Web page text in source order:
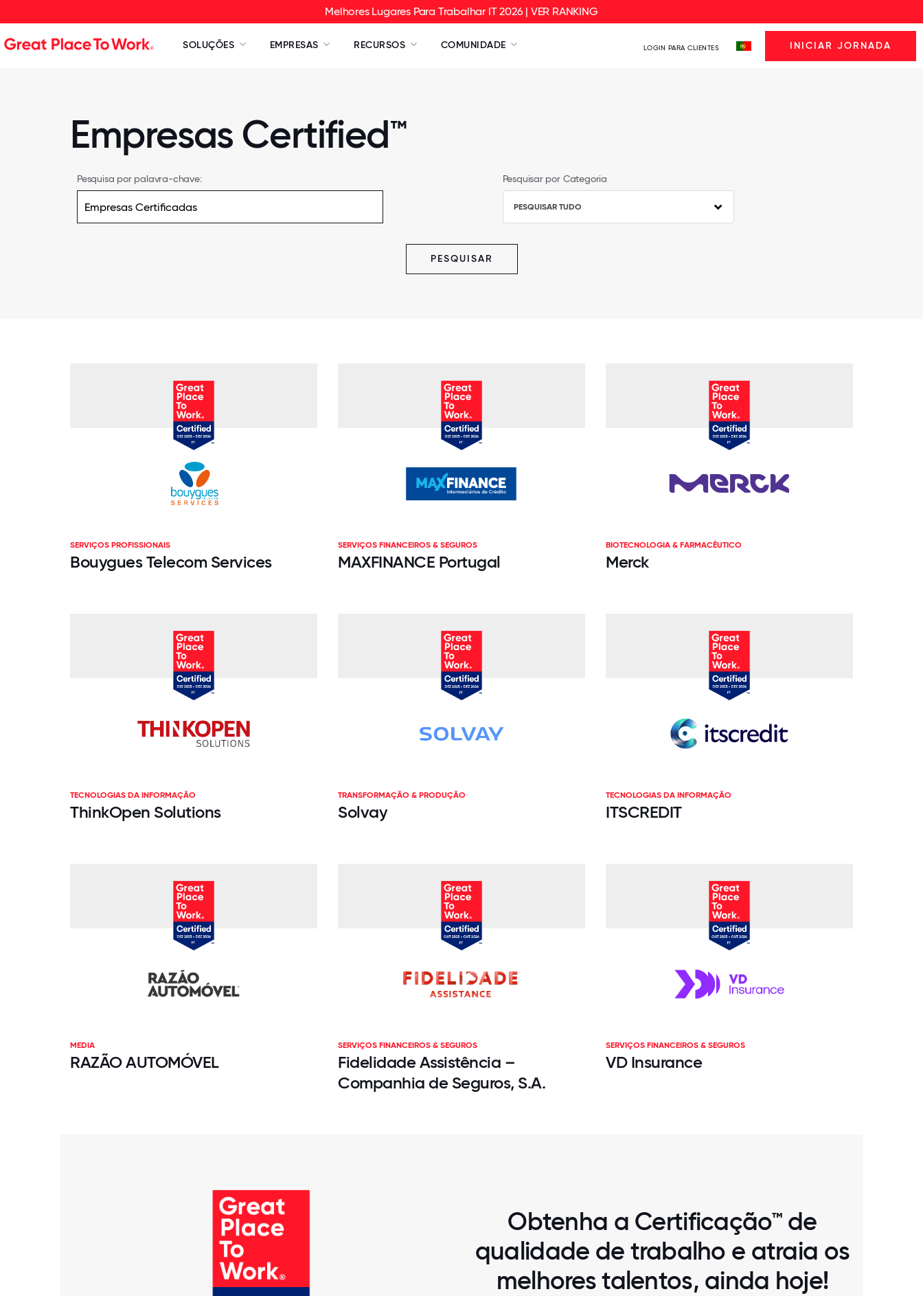
Melhores Lugares Para Trabalhar IT 2026 | VER RANKING
SOLUÇÕES EMPRESAS RECURSOS COMUNIDADE LOGIN PARA CLIENTES INICIAR JORNADA
Empresas Certified™
Pesquisa por palavra-chave: Pesquisar por Categoria
PESQUISAR TUDO
PESQUISAR
SERVIÇOS PROFISSIONAIS
Bouygues Telecom Services
SERVIÇOS FINANCEIROS & SEGUROS
MAXFINANCE Portugal
BIOTECNOLOGIA & FARMACÊUTICO
Merck
TECNOLOGIAS DA INFORMAÇÃO
ThinkOpen Solutions
TRANSFORMAÇÃO & PRODUÇÃO
Solvay
TECNOLOGIAS DA INFORMAÇÃO
ITSCREDIT
MEDIA
RAZÃO AUTOMÓVEL
SERVIÇOS FINANCEIROS & SEGUROS
Fidelidade Assistência –
Companhia de Seguros, S.A.
SERVIÇOS FINANCEIROS & SEGUROS
VD Insurance
Obtenha a Certificação™ de
qualidade de trabalho e atraia os
melhores talentos, ainda hoje!